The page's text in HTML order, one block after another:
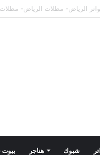
أحدث تصاميم 2026 بأسعار تنافسية
بيوت هناجر شبوك